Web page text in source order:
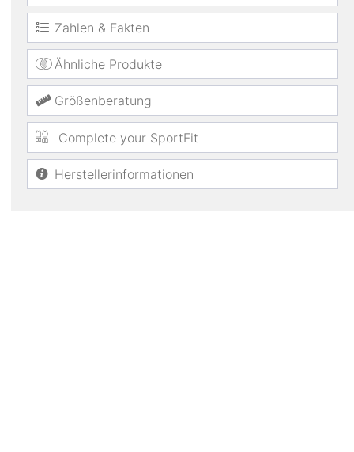
Zahlen & Fakten
Ähnliche Produkte
Größenberatung
Complete your SportFit
Herstellerinformationen